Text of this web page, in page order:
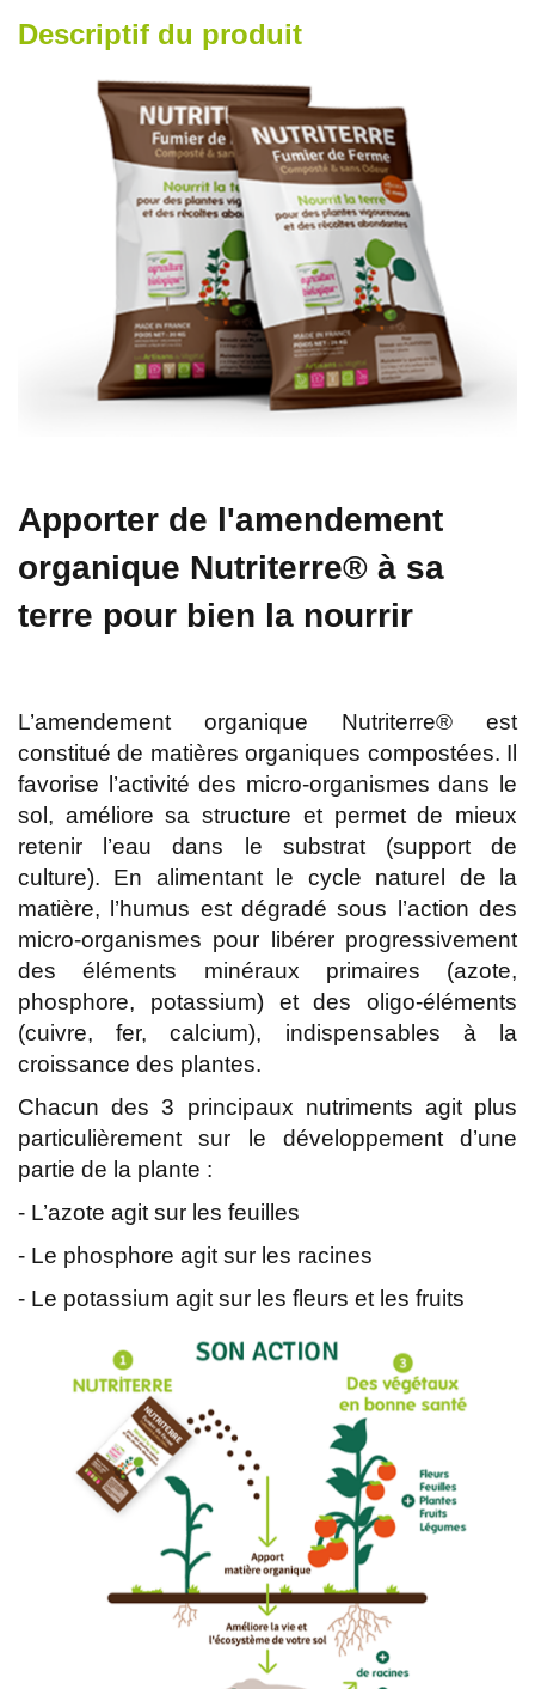
Descriptif du produit
Apporter de l'amendement
organique Nutriterre® à sa
terre pour bien la nourrir
L’amendement organique Nutriterre® est
constitué de matières organiques compostées. Il
favorise l’activité des micro-organismes dans le
sol, améliore sa structure et permet de mieux
retenir l’eau dans le substrat (support de
culture). En alimentant le cycle naturel de la
matière, l’humus est dégradé sous l’action des
micro-organismes pour libérer progressivement
des éléments minéraux primaires (azote,
phosphore, potassium) et des oligo-éléments
(cuivre, fer, calcium), indispensables à la
croissance des plantes.
Chacun des 3 principaux nutriments agit plus
particulièrement sur le développement d’une
partie de la plante :
- L’azote agit sur les feuilles
- Le phosphore agit sur les racines
- Le potassium agit sur les fleurs et les fruits